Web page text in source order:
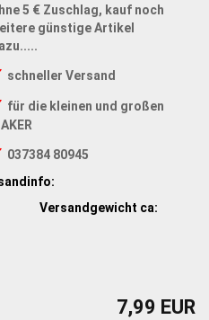
5 € Zuschlag, kauf noch
günstige Artikel
schneller Versand
für die kleinen und großen
037384 80945
Versandgewicht ca:
7,99 EUR